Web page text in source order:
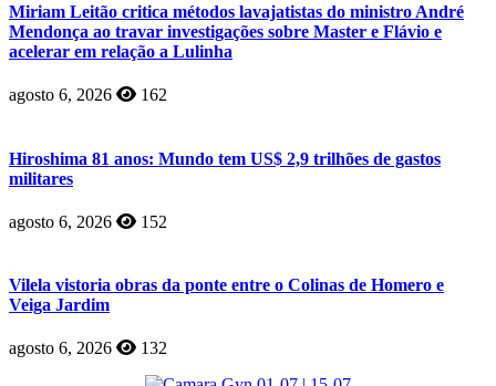
Miriam Leitão critica métodos lavajatistas do ministro André
Mendonça ao travar investigações sobre Master e Flávio e
acelerar em relação a Lulinha
agosto 6, 2026 162
Hiroshima 81 anos: Mundo tem US$ 2,9 trilhões de gastos
militares
agosto 6, 2026 152
Vilela vistoria obras da ponte entre o Colinas de Homero e
Veiga Jardim
agosto 6, 2026 132